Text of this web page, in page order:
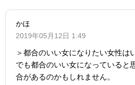
かほ
2019年05月12日 1:49
＞都合のいい女になりたい女性は
でも都合のいい女になっていると
合があるのかもしれません。